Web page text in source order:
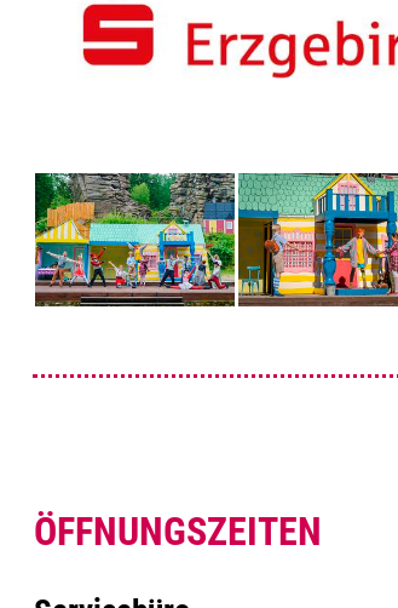
ÖFFNUNGSZEITEN